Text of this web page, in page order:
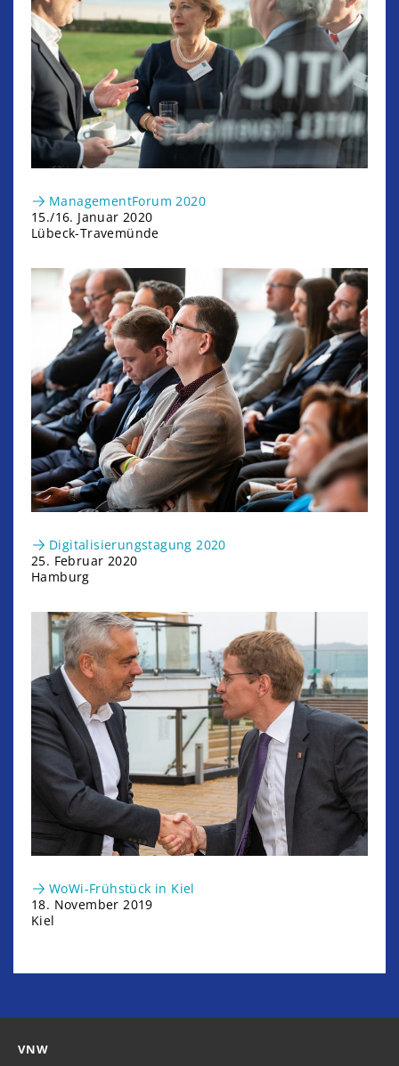
ManagementForum 2020
15./16. Januar 2020
Lübeck-Travemünde
Digitalisierungstagung 2020
25. Februar 2020
Hamburg
WoWi-Frühstück in Kiel
18. November 2019
Kiel
VNW